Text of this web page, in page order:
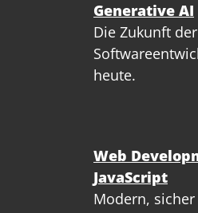
Generative AI
Die Zukunft der
heute.
Web
JavaScript
Modern,